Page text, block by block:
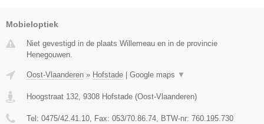
Mobieloptiek
Niet gevestigd in de plaats Willemeau en in de provincie
Henegouwen.
Oost-Vlaanderen » Hofstade Google maps ▼
Hoogstraat 132, 9308 Hofstade (Oost-Vlaanderen)
Tel: 0475/42.41.10, Fax: 053/70.86.74, BTW-nr: 760.195.730